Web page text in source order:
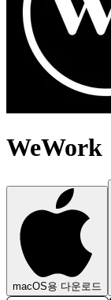
WeWork
macOS용 다운로드